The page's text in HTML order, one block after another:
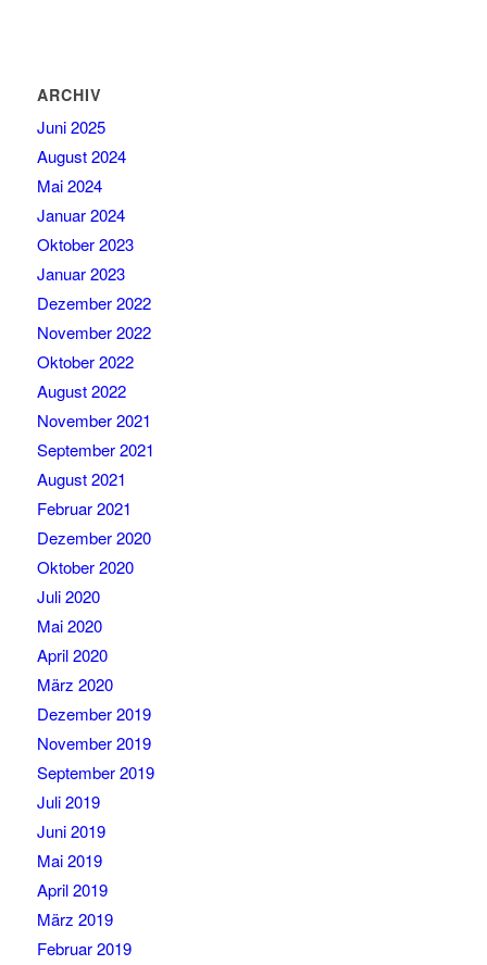
ARCHIV
Juni 2025
August 2024
Mai 2024
Januar 2024
Oktober 2023
Januar 2023
Dezember 2022
November 2022
Oktober 2022
August 2022
November 2021
September 2021
August 2021
Februar 2021
Dezember 2020
Oktober 2020
Juli 2020
Mai 2020
April 2020
März 2020
Dezember 2019
November 2019
September 2019
Juli 2019
Juni 2019
Mai 2019
April 2019
März 2019
Februar 2019